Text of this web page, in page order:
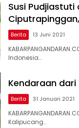
Susi Pudjiastuti
Berita 13 Juni 2021
Indonesia…
Kendaraan
Berita 31 Januari 2021
Kalipucang…